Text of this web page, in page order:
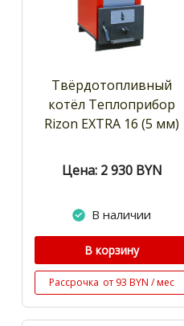
Твёрдотопливный
котёл Теплоприбор
Rizon EXTRA 16 (5 мм)
Цена: 2 930 BYN
В наличии
В корзину
Рассрочка от 93 BYN / мес